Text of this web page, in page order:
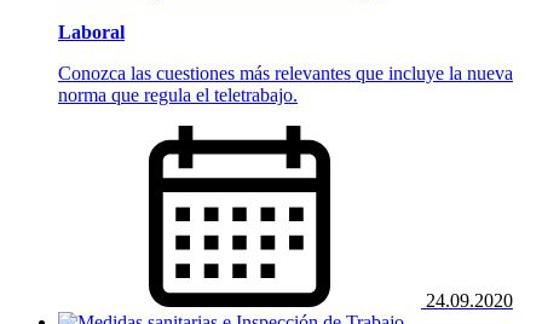
Laboral
Conozca las cuestiones más relevantes que incluye la nueva
norma que regula el teletrabajo.
24.09.2020